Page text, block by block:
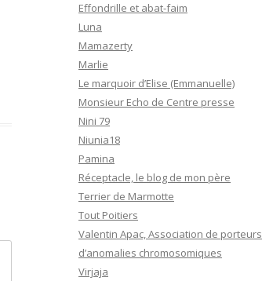
Effondrille et abat-faim
Luna
Mamazerty
Marlie
Le marquoir d’Elise (Emmanuelle)
Monsieur Echo de Centre presse
Nini 79
Niunia18
Pamina
Réceptacle, le blog de mon père
Terrier de Marmotte
Tout Poitiers
Valentin Apac, Association de porteurs
d’anomalies chromosomiques
Virjaja